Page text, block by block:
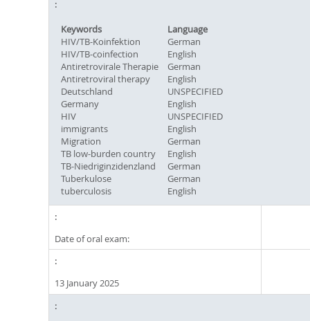
Keywords
Language
HIV/TB-Koinfektion
German
HIV/TB-coinfection
English
Antiretrovirale Therapie
German
Antiretroviral therapy
English
Deutschland
UNSPECIFIED
Germany
English
HIV
UNSPECIFIED
immigrants
English
Migration
German
TB low-burden country
English
TB-Niedriginzidenzland
German
Tuberkulose
German
tuberculosis
English
Date of oral exam:
13 January 2025